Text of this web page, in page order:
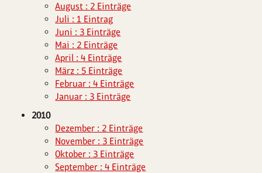
August : 2 Einträge
Juli : 1 Eintrag
Juni : 3 Einträge
Mai : 2 Einträge
April : 4 Einträge
März : 5 Einträge
Februar : 4 Einträge
Januar : 3 Einträge
2010
Dezember : 2 Einträge
November : 3 Einträge
Oktober : 3 Einträge
September : 4 Einträge